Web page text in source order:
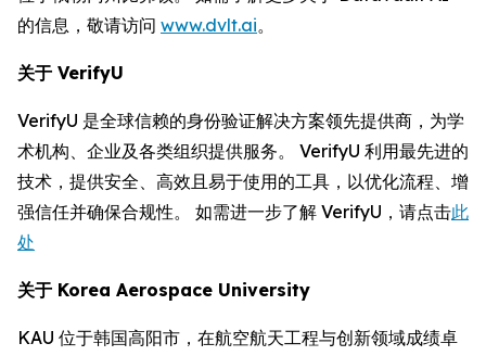
的信息，敬请访问 www.dvlt.ai。
关于 VerifyU
VerifyU 是全球信赖的身份验证解决方案领先提供商，为学
术机构、企业及各类组织提供服务。 VerifyU 利用最先进的
技术，提供安全、高效且易于使用的工具，以优化流程、增
强信任并确保合规性。 如需进一步了解 VerifyU，请点击此
处
关于 Korea Aerospace University
KAU 位于韩国高阳市，在航空航天工程与创新领域成绩卓